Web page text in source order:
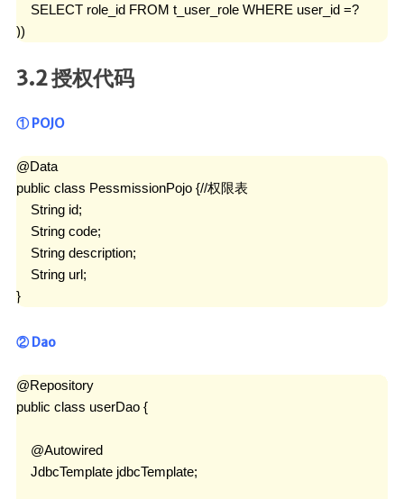
    SELECT role_id FROM t_user_role WHERE user_id =?
))
3.2 授权代码
① POJO
@Data
public class PessmissionPojo {//权限表
    String id;
    String code;
    String description;
    String url;
}
② Dao
@Repository
public class userDao {
    @Autowired
    JdbcTemplate jdbcTemplate;